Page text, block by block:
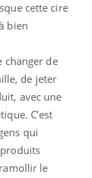
cette cire
bien
changer de
de jeter
avec une
C’est
qui
le